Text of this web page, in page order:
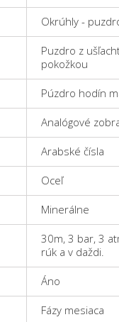
Okrúhly -
Puzdro z
pokožkou
Púzdro hodín
Analógové
Arabské čísla
Oceľ
Minerálne
30m, 3 bar, 3
rúk a v daždi.
Áno
Fázy mesiaca